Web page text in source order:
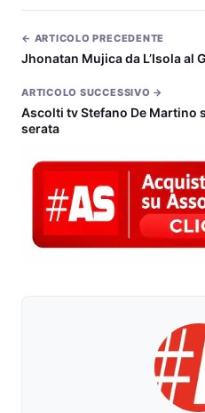
← ARTICOLO PRECEDENTE
Jhonatan Mujica da L’Isola al
ARTICOLO SUCCESSIVO →
Ascolti tv Stefano De Martino
serata